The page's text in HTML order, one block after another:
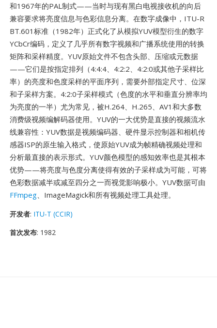
和1967年的PAL制式——当时与现有黑白电视接收机的向后
兼容要求将亮度信息与色彩信息分离。在数字成像中，ITU-R
BT.601标准（1982年）正式化了从模拟YUV模型衍生的数字
YCbCr编码，定义了几乎所有数字视频和广播系统使用的转换
矩阵和采样精度。YUV原始文件不包含头部、压缩或元数据
——它们是按指定排列（4:4:4、4:2:2、4:2:0或其他子采样比
率）的亮度和色度采样的平面序列，需要外部指定尺寸、位深
和子采样方案。4:2:0子采样模式（色度的水平和垂直分辨率均
为亮度的一半）尤为常见，被H.264、H.265、AV1和大多数
消费级视频编解码器使用。YUV的一大优势是直接的视频流水
线兼容性：YUV数据是视频编码器、硬件显示控制器和相机传
感器ISP的原生输入格式，使原始YUV成为帧精确视频处理和
分析最直接的表示形式。YUV颜色模型的感知效率也是其根本
优势——将亮度与色度分离使得有效的子采样成为可能，可将
色彩数据减半或减至四分之一而视觉影响极小。YUV数据可由
FFmpeg、ImageMagick和所有视频处理工具处理。
开发者: ITU-T (CCIR)
首次发布: 1982